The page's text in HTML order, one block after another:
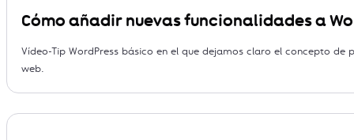
Cómo añadir nuevas funcionalidades a
Vídeo-Tip WordPress básico en el que dejamos claro el concepto
web.